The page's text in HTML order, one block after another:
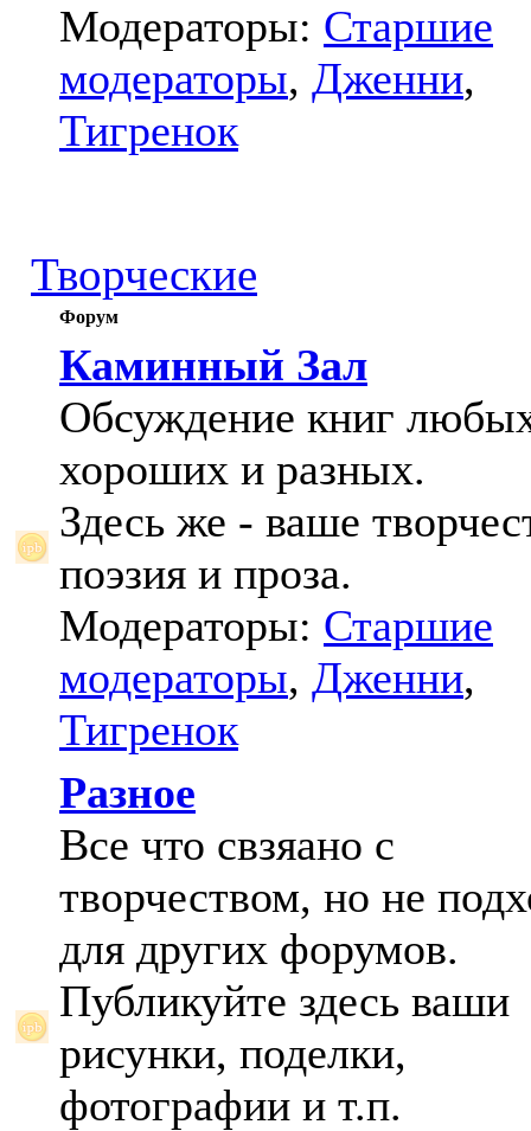
Модераторы: Старшие
модераторы, Дженни,
Тигренок
Творческие
Форум
Каминный Зал
Обсуждение книг
хороших и разных.
Здесь же - ваше
поэзия и проза.
Модераторы: Старшие
модераторы, Дженни,
Тигренок
Разное
Все что свзяано с
творчеством, но не
для других форумов.
Публикуйте здесь ваши
рисунки, поделки,
фотографии и т.п.